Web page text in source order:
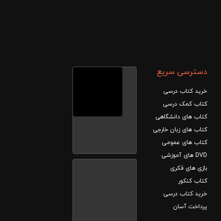
دسترسی سریع
خرید کتاب درسی
کتاب کمک درسی
کتاب های دانشگاهی
کتاب های زبان خارجی
کتاب های عمومی
DVD های آموزشی
بازی های فکری
کتاب کنکور
خرید کتاب درسی
پرداخت آسان